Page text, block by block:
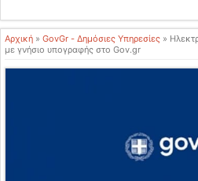
Αρχική » GovGr - Δημόσιες Υπηρεσίες »
με γνήσιο υπογραφής στο Gov.gr